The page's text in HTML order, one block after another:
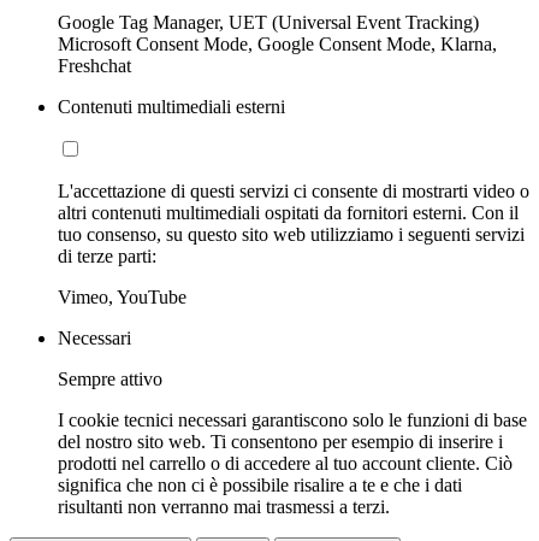
Google Tag Manager, UET (Universal Event Tracking)
Microsoft Consent Mode, Google Consent Mode, Klarna,
Freshchat
Contenuti multimediali esterni
L'accettazione di questi servizi ci consente di mostrarti video o
altri contenuti multimediali ospitati da fornitori esterni. Con il
tuo consenso, su questo sito web utilizziamo i seguenti servizi
di terze parti:
Vimeo, YouTube
Necessari
Sempre attivo
I cookie tecnici necessari garantiscono solo le funzioni di base
del nostro sito web. Ti consentono per esempio di inserire i
prodotti nel carrello o di accedere al tuo account cliente. Ciò
significa che non ci è possibile risalire a te e che i dati
risultanti non verranno mai trasmessi a terzi.